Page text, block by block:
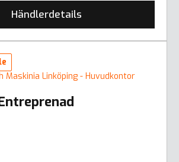
Händlerdetails
Linköping - Huvudkontor